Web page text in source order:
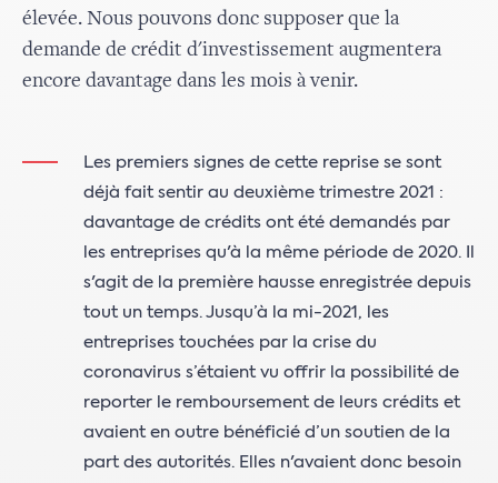
élevée. Nous pouvons donc supposer que la
demande de crédit d'investissement augmentera
encore davantage dans les mois à venir.
Les premiers signes de cette reprise se sont
déjà fait sentir au deuxième trimestre 2021 :
davantage de crédits ont été demandés par
les entreprises qu'à la même période de 2020. Il
s'agit de la première hausse enregistrée depuis
tout un temps. Jusqu’à la mi-2021, les
entreprises touchées par la crise du
coronavirus s’étaient vu offrir la possibilité de
reporter le remboursement de leurs crédits et
avaient en outre bénéficié d’un soutien de la
part des autorités. Elles n'avaient donc besoin